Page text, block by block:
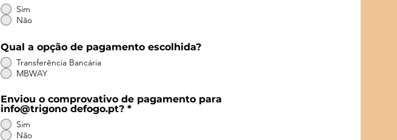
Sim
Não
Qual a opção de pagamento escolhida?
Transferência Bancária
MBWAY
Enviou o comprovativo de pagamento para
info@trigono defogo.pt? *
Sim
Não